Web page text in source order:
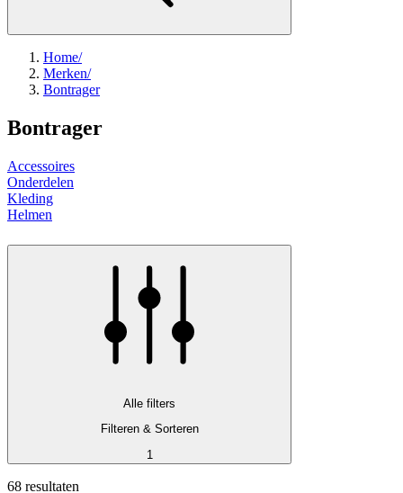
Home/
Merken/
Bontrager
Bontrager
Accessoires
Onderdelen
Kleding
Helmen
Alle filters
Filteren & Sorteren
1
68 resultaten